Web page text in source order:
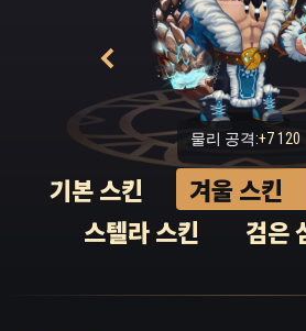
“안드바리, 안드바리!” 젊은 장인
다그쳤습니다. “놈이 가까이 있다.
택받을 가치가 있다는 걸 증명하
말로 내 전부를 쏟아부어야 해.”
안드바리는 양팔을 단단히 죄고
려다보았습니다. 사슬 아래로 핏
었습니다. 심연의 어둠으로 시선
물리 공격:+7 120
기본 스킨 겨울 스킨
스텔라 스킨
검은